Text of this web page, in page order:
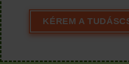
KÉREM A